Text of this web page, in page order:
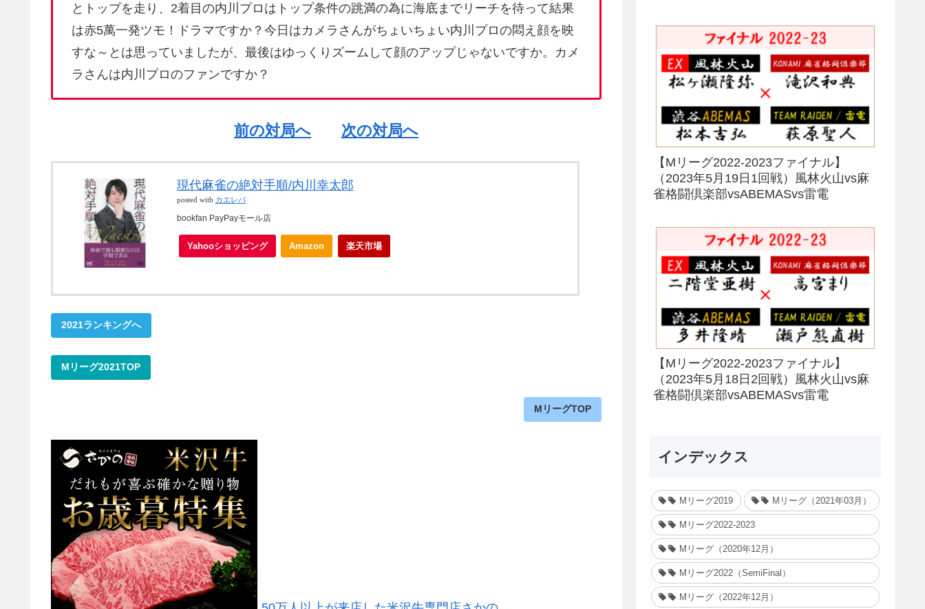
とトップを走り、2着目の内川プロはトップ条件の跳満の為に海底までリーチを待って結果
は赤5萬一発ツモ！ドラマですか？今日はカメラさんがちょいちょい内川プロの悶え顔を映
すな～とは思っていましたが、最後はゆっくりズームして顔のアップじゃないですか。カメ
ラさんは内川プロのファンですか？
前の対局へ 次の対局へ
現代麻雀の絶対手順/内川幸太郎
posted with カエレバ
bookfan PayPayモール店
Yahooショッピング Amazon 楽天市場
2021ランキングへ
Mリーグ2021TOP
MリーグTOP
【Mリーグ2022-2023ファイナル】
（2023年5月19日1回戦）風林火山vs麻
雀格闘倶楽部vsABEMASvs雷電
【Mリーグ2022-2023ファイナル】
（2023年5月18日2回戦）風林火山vs麻
雀格闘倶楽部vsABEMASvs雷電
インデックス
Mリーグ2019 Mリーグ（2021年03月）
Mリーグ2022-2023
Mリーグ（2020年12月）
Mリーグ2022（SemiFinal）
Mリーグ（2022年12月）